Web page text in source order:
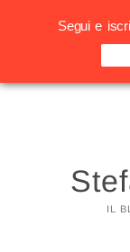
Vai
IL
Segui e